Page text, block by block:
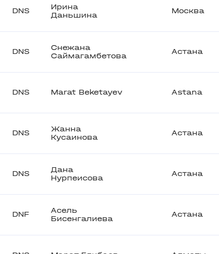
DNS
Ирина
Даньшина
Москва
DNS
Снежана
Саймагамбетова
Астана
DNS Marat Beketayev Astana
DNS
Жанна
Кусаинова
Астана
DNS
Дана
Нурпеисова
Астана
DNF
Асель
Бисенгалиева
Астана